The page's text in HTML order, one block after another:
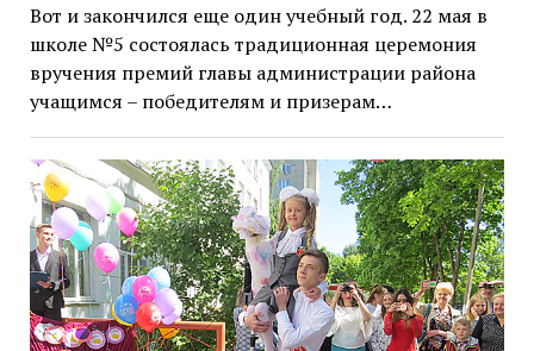
Вот и закончился еще один учебный год. 22 мая в
школе №5 состоялась традиционная церемония
вручения премий главы администрации района
учащимся – победителям и призерам…